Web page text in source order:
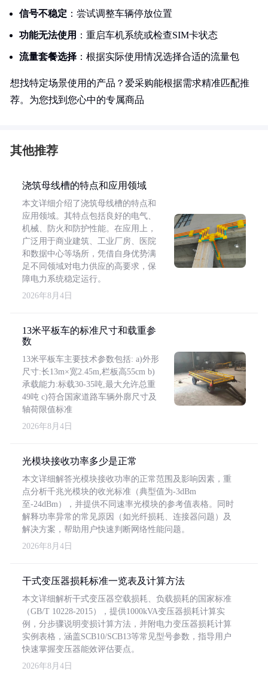
信号不稳定 ：尝试调整车辆停放位置
功能无法使用 ：重启车机系统或检查SIM卡状态
流量套餐选择 ：根据实际使用情况选择合适的流量包
想找特定场景使用的产品？爱采购能根据需求精准匹配推
荐。为您找到您心中的专属商品
其他推荐
浇筑母线槽的特点和应用领域
本文详细介绍了浇筑母线槽的特点和
应用领域。其特点包括良好的电气、
机械、防火和防护性能。在应用上，
广泛用于商业建筑、工业厂房、医院
和数据中心等场所，凭借自身优势满
足不同领域对电力供应的高要求，保
障电力系统稳定运行。
2026年8月4日
13米平板车的标准尺寸和载重参
数
13米平板车主要技术参数包括: a)外形
尺寸:长13m×宽2.45m,栏板高55cm b)
承载能力:标载30-35吨,最大允许总重
49吨 c)符合国家道路车辆外廓尺寸及
轴荷限值标准
2026年8月4日
光模块接收功率多少是正常
本文详细解答光模块接收功率的正常范围及影响因素，重
点分析千兆光模块的收光标准（典型值为-3dBm
至-24dBm），并提供不同速率光模块的参考值表格。同时
解释功率异常的常见原因（如光纤损耗、连接器问题）及
解决方案，帮助用户快速判断网络性能问题。
2026年8月4日
干式变压器损耗标准一览表及计算方法
本文详细解析干式变压器空载损耗、负载损耗的国家标准
（GB/T 10228-2015），提供1000kVA变压器损耗计算实
例，分步骤说明变损计算方法，并附电力变压器损耗计算
实例表格，涵盖SCB10/SCB13等常见型号参数，指导用户
快速掌握变压器能效评估要点。
2026年8月4日